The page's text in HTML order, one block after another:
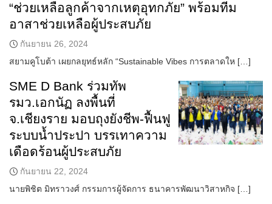
“ช่วยเหลือลูกค้าจากเหตุอุทกภัย” พร้อมทีม
อาสาช่วยเหลือผู้ประสบภัย
กันยายน 26, 2024
สยามคูโบต้า เผยกลยุทธ์หลัก “Sustainable Vibes การตลาดให […]
SME D Bank ร่วมทัพ
รมว.เอกนัฏ ลงพื้นที่
จ.เชียงราย มอบถุงยังชีพ-ฟื้นฟู
ระบบน้ำประปา บรรเทาความ
เดือดร้อนผู้ประสบภัย
กันยายน 22, 2024
นายพิชิต มิทราวงศ์ กรรมการผู้จัดการ ธนาคารพัฒนาวิสาหกิจ […]